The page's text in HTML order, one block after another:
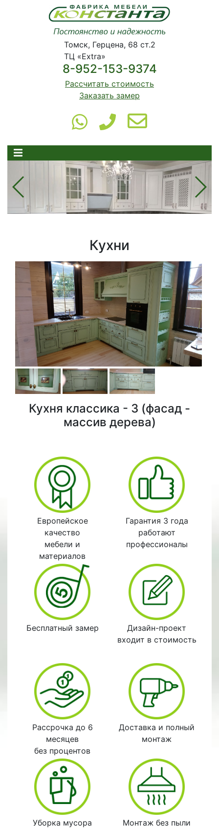
Томск, Герцена, 68 ст.2
ТЦ «Extra»
8-952-153-9374
Рассчитать стоимость
Заказать замер
Кухни
Кухня классика - 3 (фасад -
массив дерева)
Европейское
качество
мебели и
материалов
Гарантия 3 года
работают
профессионалы
Бесплатный замер
Дизайн-проект
входит в стоимость
Рассрочка до 6
месяцев
без процентов
Доставка и полный
монтаж
Уборка мусора
Монтаж без пыли